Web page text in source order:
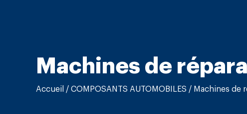
Machines de
Accueil / COMPOSANTS AUTOMOBILES / Machines de